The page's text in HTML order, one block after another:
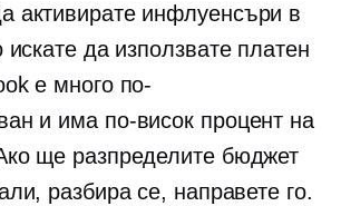
активирате инфлуенсъри в
да използвате платен
е много по-
и има по-висок процент на
ще разпределите бюджет
разбира се, направете го.